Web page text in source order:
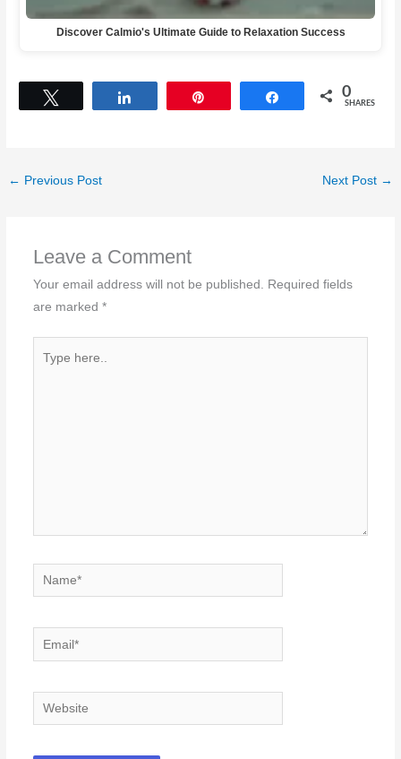
Discover Calmio's Ultimate Guide to Relaxation Success
Share 0
SHARES
← Previous Post Next Post →
Leave a Comment
Your email address will not be published. Required fields
are marked *
Name*
Email*
Website